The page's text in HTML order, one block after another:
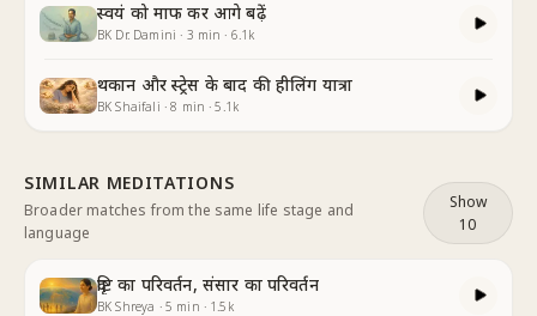
स्वयं को माफ कर आगे बढ़ें
BK Dr. Damini · 3 min · 6.1k
थकान और स्ट्रेस के बाद की हीलिंग यात्रा
BK Shaifali ·8 min ·5.1k
SIMILAR MEDITATIONS
Broader matches from the same life stage and
language
Show
10
दृष्टि का परिवर्तन, संसार का परिवर्तन
BK Shreya · 5 min · 1.5k